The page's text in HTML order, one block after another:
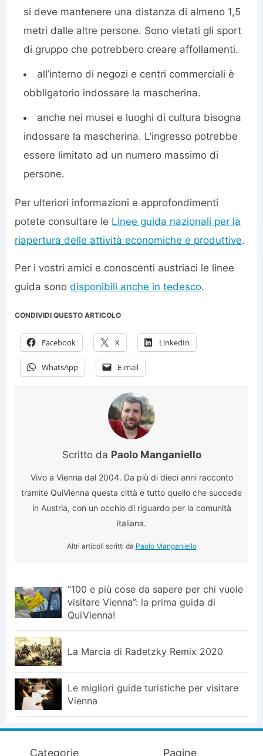
si deve mantenere una distanza di almeno 1,5
metri dalle altre persone. Sono vietati gli sport
di gruppo che potrebbero creare affollamenti.
all’interno di negozi e centri commerciali è
obbligatorio indossare la mascherina.
anche nei musei e luoghi di cultura bisogna
indossare la mascherina. L’ingresso potrebbe
essere limitato ad un numero massimo di
persone.
Per ulteriori informazioni e approfondimenti
potete consultare le Linee guida nazionali per la
riapertura delle attività economiche e produttive.
Per i vostri amici e conoscenti austriaci le linee
guida sono disponibili anche in tedesco.
CONDIVIDI QUESTO ARTICOLO
Facebook X LinkedIn
WhatsApp E-mail
Scritto da Paolo Manganiello
Vivo a Vienna dal 2004. Da più di dieci anni racconto
tramite QuiVienna questa città e tutto quello che succede
in Austria, con un occhio di riguardo per la comunità
italiana.
Altri articoli scritti da Paolo Manganiello
“100 e più cose da sapere per chi vuole
visitare Vienna”: la prima guida di
QuiVienna!
La Marcia di Radetzky Remix 2020
Le migliori guide turistiche per visitare
Vienna
Categorie Pagine